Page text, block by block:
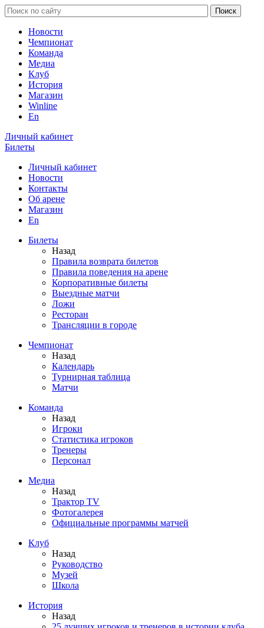
Новости
Чемпионат
Команда
Медиа
Клуб
История
Магазин
Winline
En
Личный кабинет
Билеты
Личный кабинет
Новости
Контакты
Об арене
Магазин
En
Билеты
Назад
Правила возврата билетов
Правила поведения на арене
Корпоративные билеты
Выездные матчи
Ложи
Ресторан
Трансляции в городе
Чемпионат
Назад
Календарь
Турнирная таблица
Матчи
Команда
Назад
Игроки
Статистика игроков
Тренеры
Персонал
Медиа
Назад
Трактор TV
Фотогалерея
Официальные программы матчей
Клуб
Назад
Руководство
Музей
Школа
История
Назад